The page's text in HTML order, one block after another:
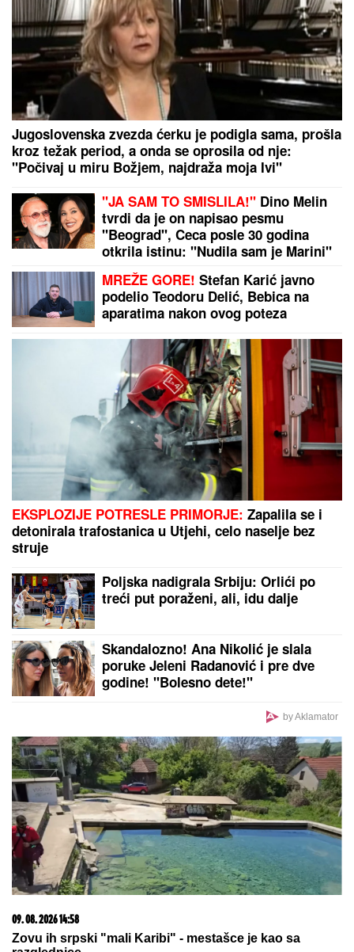
Jugoslovenska zvezda ćerku je podigla sama, prošla
kroz težak period, a onda se oprosila od nje:
"Počivaj u miru Božjem, najdraža moja Ivi"
"JA SAM TO SMISLILA!" Dino Melin
tvrdi da je on napisao pesmu
"Beograd", Ceca posle 30 godina
otkrila istinu: "Nudila sam je Marini"
MREŽE GORE! Stefan Karić javno
podelio Teodoru Delić, Bebica na
aparatima nakon ovog poteza
EKSPLOZIJE POTRESLE PRIMORJE: Zapalila se i
detonirala trafostanica u Utjehi, celo naselje bez
struje
Poljska nadigrala Srbiju: Orlići po
treći put poraženi, ali, idu dalje
Skandalozno! Ana Nikolić je slala
poruke Jeleni Radanović i pre dve
godine! "Bolesno dete!"
by Aklamator
09. 08. 2026 14:58
Zovu ih srpski "mali Karibi" - mestašce je kao sa